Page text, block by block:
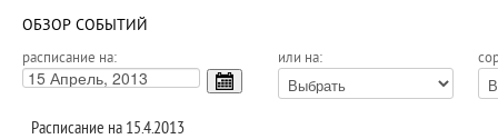
ОБЗОР СОБЫТИЙ
расписание на: или на:
Расписание на 15.4.2013